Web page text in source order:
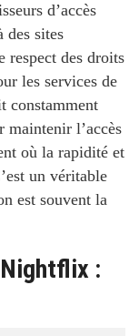
d’accès
des sites
respect des droits
les services de
constamment
maintenir l’accès
où la rapidité et
un véritable
est souvent la
: